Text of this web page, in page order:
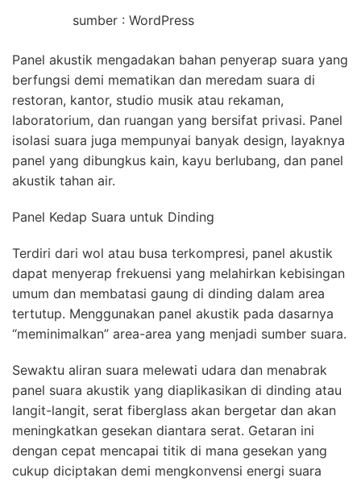
sumber : WordPress
Panel akustik mengadakan bahan penyerap suara yang
berfungsi demi mematikan dan meredam suara di
restoran, kantor, studio musik atau rekaman,
laboratorium, dan ruangan yang bersifat privasi. Panel
isolasi suara juga mempunyai banyak design, layaknya
panel yang dibungkus kain, kayu berlubang, dan panel
akustik tahan air.
Panel Kedap Suara untuk Dinding
Terdiri dari wol atau busa terkompresi, panel akustik
dapat menyerap frekuensi yang melahirkan kebisingan
umum dan membatasi gaung di dinding dalam area
tertutup. Menggunakan panel akustik pada dasarnya
“meminimalkan” area-area yang menjadi sumber suara.
Sewaktu aliran suara melewati udara dan menabrak
panel suara akustik yang diaplikasikan di dinding atau
langit-langit, serat fiberglass akan bergetar dan akan
meningkatkan gesekan diantara serat. Getaran ini
dengan cepat mencapai titik di mana gesekan yang
cukup diciptakan demi mengkonvensi energi suara